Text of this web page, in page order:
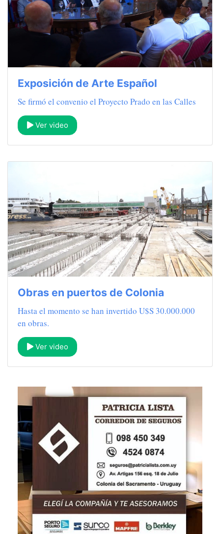
Exposición de Arte Español
Se firmó el convenio el Proyecto Prado en las Calles
Ver video
Obras en puertos de Colonia
Hasta el momento se han invertido U$S 30.000.000
en obras.
Ver video